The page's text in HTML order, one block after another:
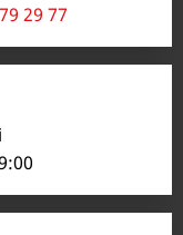
29 77